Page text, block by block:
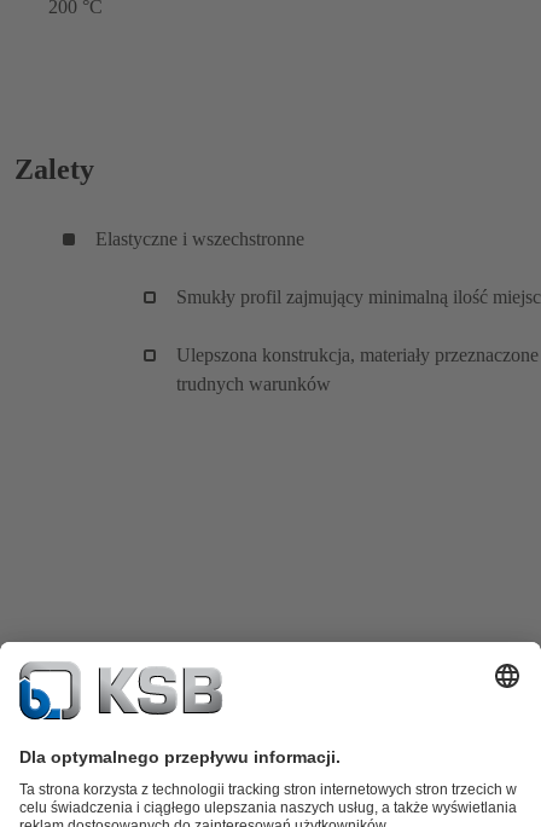
200 °C
Zalety
Elastyczne i wszechstronne
Smukły profil zajmujący minimalną ilość
Ulepszona konstrukcja, materiały
trudnych warunków